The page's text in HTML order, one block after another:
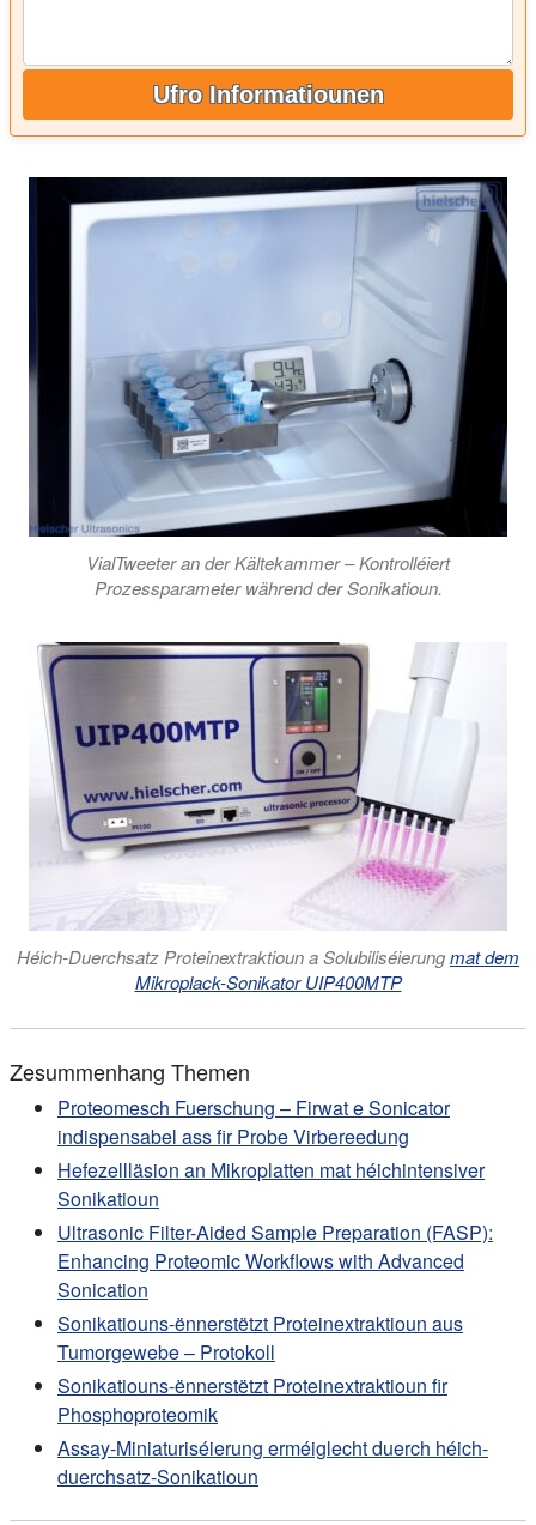
Ufro Informatiounen
VialTweeter an der Kältekammer – Kontrolléiert
Prozessparameter während der Sonikatioun.
Héich-Duerchsatz Proteinextraktioun a Solubiliséierungmat dem
Mikroplack-Sonikator UIP400MTP
Zesummenhang Themen
Proteomesch Fuerschung – Firwat e Sonicator
indispensabel ass fir Probe Virbereedung
Hefezellläsion an Mikroplatten mat héichintensiver
Sonikatioun
Ultrasonic Filter-Aided Sample Preparation (FASP):
Enhancing Proteomic Workflows with Advanced
Sonication
Sonikatiouns-ënnerstëtzt Proteinextraktioun aus
Tumorgewebe – Protokoll
Sonikatiouns-ënnerstëtzt Proteinextraktioun fir
Phosphoproteomik
Assay-Miniaturiséierung erméiglecht duerch héich-
duerchsatz-Sonikatioun